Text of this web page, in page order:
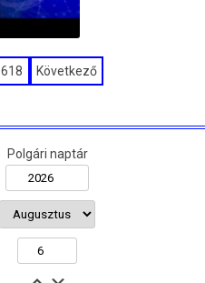
618 Következő
Polgári naptár